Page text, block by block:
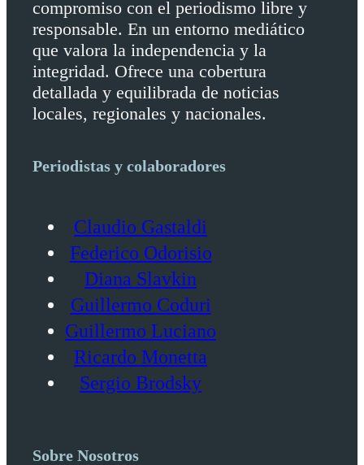
compromiso con el periodismo libre y
responsable. En un entorno mediático
que valora la independencia y la
integridad. Ofrece una cobertura
detallada y equilibrada de noticias
locales, regionales y nacionales.
Periodistas y colaboradores
Claudio Gastaldi
Federico Odorisio
Diana Slavkin
Guillermo Coduri
Guillermo Luciano
Ricardo Monetta
Sergio Brodsky
Sobre Nosotros